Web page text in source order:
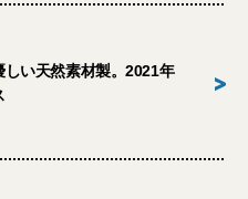
しい天然素材製。2021年
>